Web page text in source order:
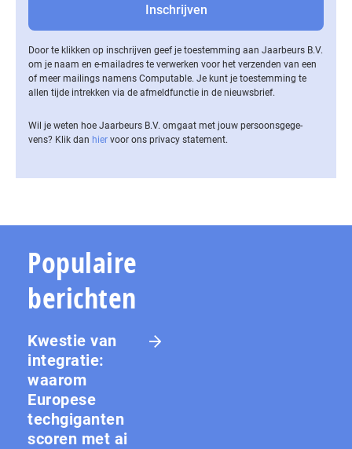
Door te klikken op inschrijven geef je toestemming aan Jaarbeurs B.V.
om je naam en e-mailadres te verwerken voor het verzenden van een
of meer mailings namens Computable. Je kunt je toestemming te
allen tijde intrekken via de af­meld­func­tie in de nieuwsbrief.
Wil je weten hoe Jaarbeurs B.V. omgaat met jouw per­soons­ge­ge­
vens? Klik dan hier voor ons privacy statement.
Populaire
berichten
Kwestie van
integratie:
waarom
Europese
techgiganten
scoren met ai